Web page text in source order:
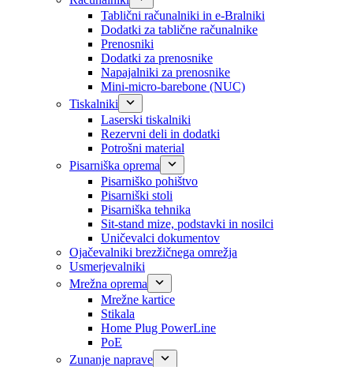
Tablični računalniki in e-Bralniki
Dodatki za tablične računalnike
Prenosniki
Dodatki za prenosnike
Napajalniki za prenosnike
Mini-micro-barebone (NUC)
Tiskalniki
Laserski tiskalniki
Rezervni deli in dodatki
Potrošni material
Pisarniška oprema
Pisarniško pohištvo
Pisarniški stoli
Pisarniška tehnika
Sit-stand mize, podstavki in nosilci
Uničevalci dokumentov
Ojačevalniki brezžičnega omrežja
Usmerjevalniki
Mrežna oprema
Mrežne kartice
Stikala
Home Plug PowerLine
PoE
Zunanje naprave